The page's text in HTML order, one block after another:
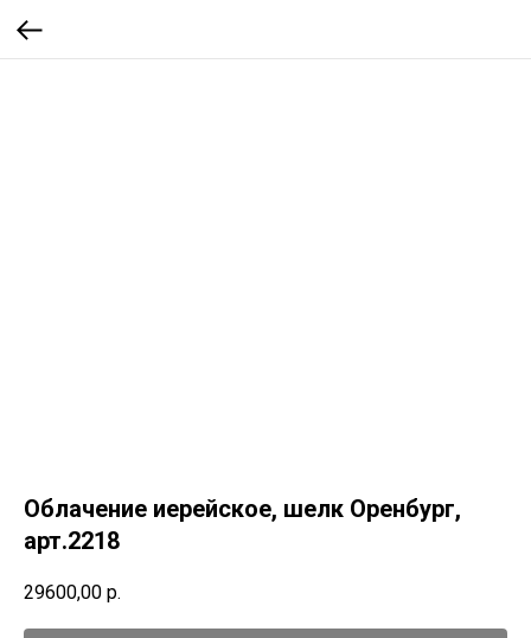
Облачение иерейское, шелк Оренбург,
арт.2218
29600,00 р.